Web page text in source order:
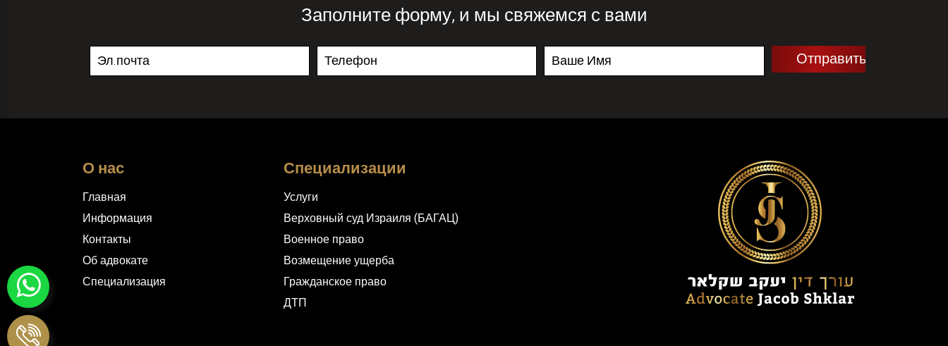
Заполните форму, и мы свяжемся с вами
О нас
Главная
Информация
Контакты
Об адвокате
Специализация
Специализации
Услуги
Верховный суд Израиля (БАГАЦ)
Военное право
Возмещение ущерба
Гражданское право
ДТП